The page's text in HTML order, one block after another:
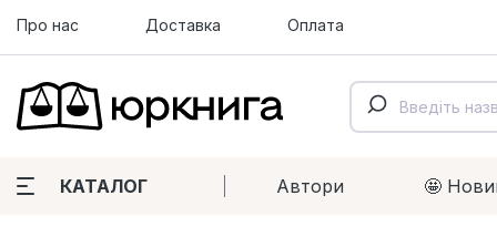
Про нас Доставка Оплата
КАТАЛОГ Автори 🤩